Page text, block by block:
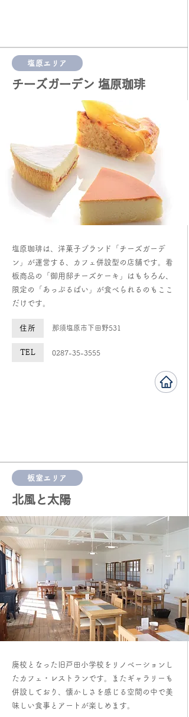
塩原エリア
チーズガーデン 塩原珈琲
​塩原珈琲は、洋菓子ブランド「チーズガーデ
ン」が運営する、カフェ併設型の店舗です。看
板商品の「御用邸チーズケーキ」はもちろん、
限定の「あっぷるぱい」が食べられるのもここ
だけです。
住所 那須塩原市下田野531
TEL 0287-35-3555
板室エリア
​北風と太陽
​廃校となった旧戸田小学校をリノベーションし
たカフェ・レストランです。またギャラリーも
併設しており、懐かしさを感じる空間の中で美
味しい食事とアートが楽しめます。